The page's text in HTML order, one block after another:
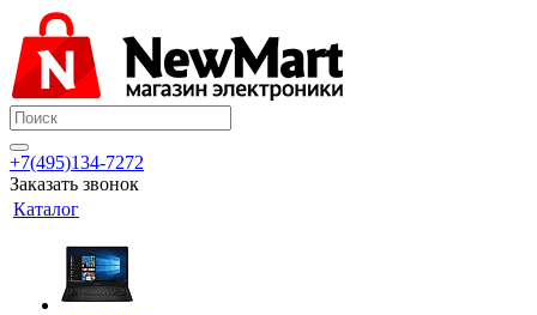
+7(495)134-7272
Заказать звонок
Каталог